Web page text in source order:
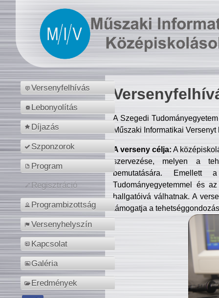
Versenyfelhívás
Lebonyolítás
Díjazás
Szponzorok
Program
Regisztráció
Programbizottság
Versenyhelyszín
Kapcsolat
Galéria
Eredmények
A Szegedi
Műszaki Informatikai
A verseny célja: A
szervezése, melyen a
bemutatására. Emellett
Tudományegyetemmel és
hallgatóivá válhatnak. A
támogatja a